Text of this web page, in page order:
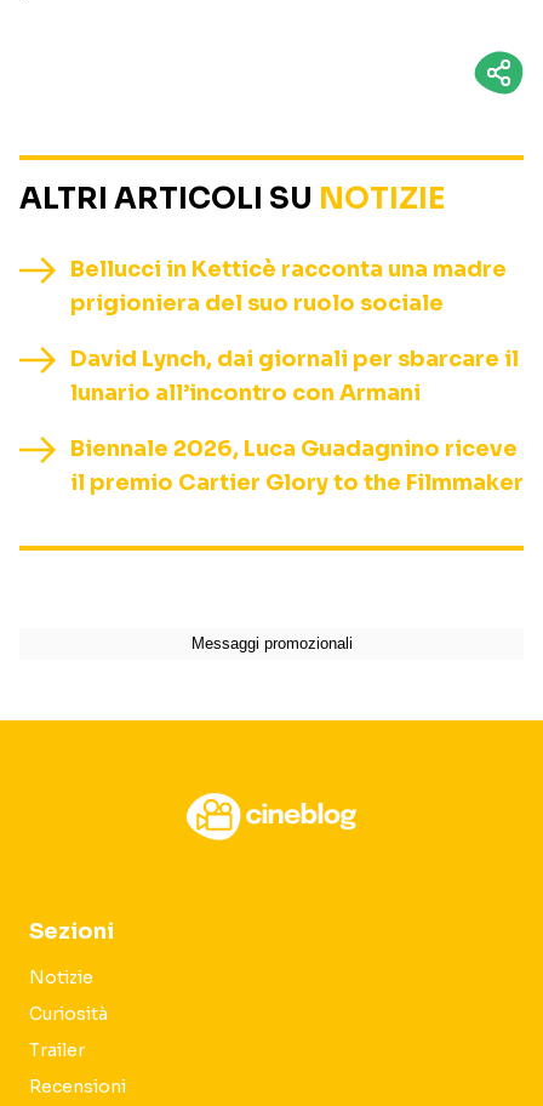
ALTRI ARTICOLI SU NOTIZIE
Bellucci in Ketticè racconta una madre
prigioniera del suo ruolo sociale
David Lynch, dai giornali per sbarcare il
lunario all’incontro con Armani
Biennale 2026, Luca Guadagnino riceve
il premio Cartier Glory to the Filmmaker
Sezioni
Notizie
Curiosità
Trailer
Recensioni